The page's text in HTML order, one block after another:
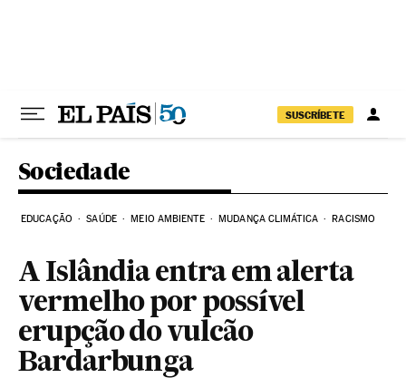
SUSCRÍBETE
Sociedade
EDUCAÇÃO SAÚDE MEIO AMBIENTE MUDANÇA CLIMÁTICA RACISMO
A Islândia entra em alerta
vermelho por possível
erupção do vulcão
Bardarbunga